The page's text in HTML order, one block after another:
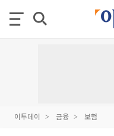
이투데이 금융 보험